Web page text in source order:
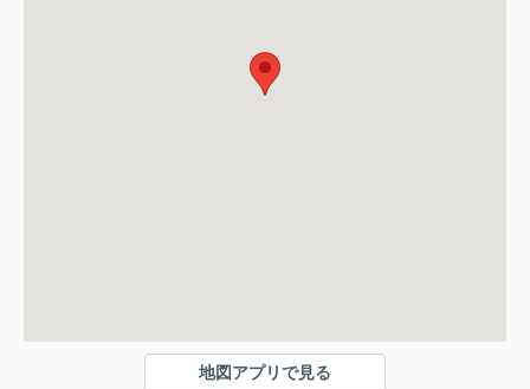
地図アプリで見る